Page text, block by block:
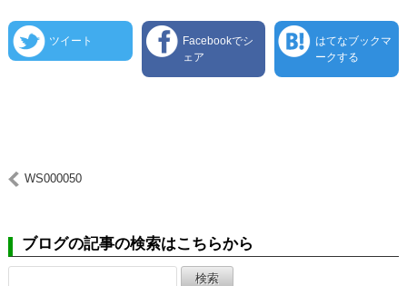
ツイート
Facebookでシ
ェア
はてなブックマ
ークする
WS000050
ブログの記事の検索はこちらから